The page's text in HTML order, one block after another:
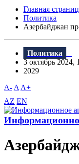
Главная
Политика
Азербайджан
Политика
3 октябрь 2024,
2029
A- A A+
AZ EN